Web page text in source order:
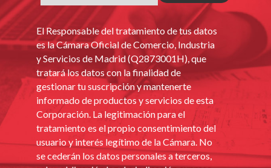
El Responsable del tratamiento de tus datos
es la Cámara Oficial de Comercio, Industria
y Servicios de Madrid (Q2873001H), que
tratará los datos con la finalidad de
gestionar tu suscripción y mantenerte
informado de productos y servicios de esta
Corporación. La legitimación para el
tratamiento es el propio consentimiento del
usuario y interés legítimo de la Cámara. No
se cederán los datos personales a terceros,